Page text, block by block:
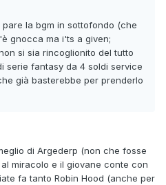
la bgm in sottofondo (che
gnocca ma i'ts a given;
si sia rincoglionito del tutto
serie fantasy da 4 soldi service
già basterebbe per prenderlo
di Argederp (non che fosse
miracolo e il giovane conte con
fa tanto Robin Hood (anche per